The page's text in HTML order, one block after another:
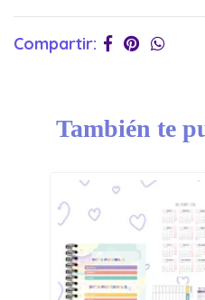
Compartir:
También te